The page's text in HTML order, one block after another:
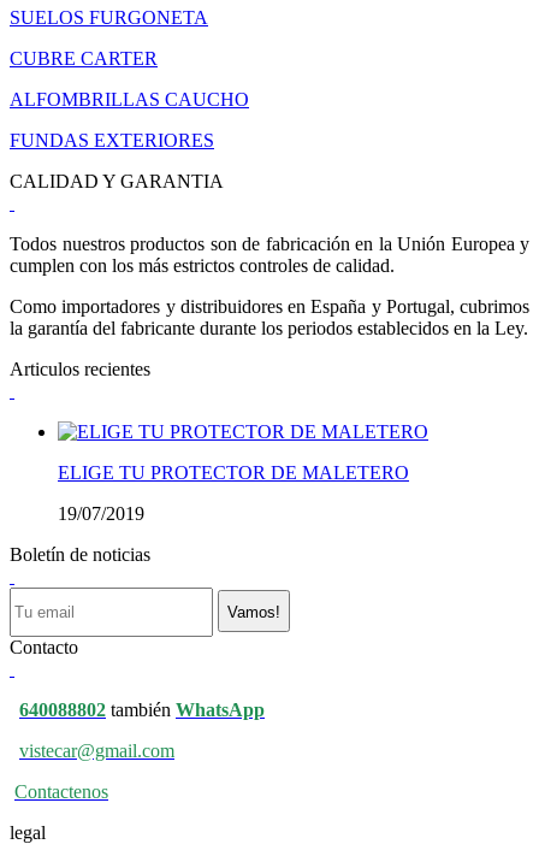
SUELOS FURGONETA
CUBRE CARTER
ALFOMBRILLAS CAUCHO
FUNDAS EXTERIORES
CALIDAD Y GARANTIA
Todos nuestros productos son de fabricación en la Unión Europea y
cumplen con los más estrictos controles de calidad.
Como importadores y distribuidores en España y Portugal, cubrimos
la garantía del fabricante durante los periodos establecidos en la Ley.
Articulos recientes
ELIGE TU PROTECTOR DE MALETERO
19/07/2019
Boletín de noticias
Vamos!
Contacto
640088802 también WhatsApp
vistecar@gmail.com
Contactenos
legal